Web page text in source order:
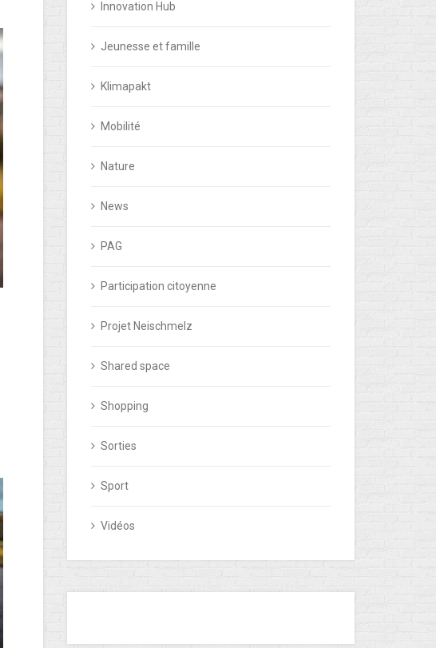
Innovation Hub
Jeunesse et famille
Klimapakt
Mobilité
Nature
News
PAG
Participation citoyenne
Projet Neischmelz
Shared space
Shopping
Sorties
Sport
Vidéos